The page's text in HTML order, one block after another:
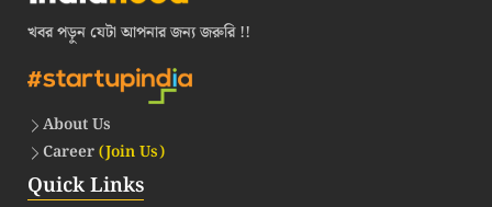
খবর পড়ুন যেটা আপনার জন্য জরুরি !!
About Us
Career(Join Us)
Quick Links